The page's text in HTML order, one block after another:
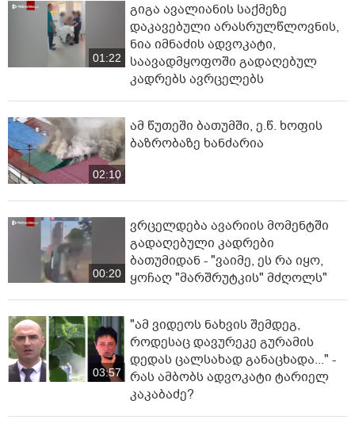
01:22
გიგა ავალიანის საქმეზე
დაკავებული არასრულწლოვნის,
ნია იმნაძის ადვოკატი,
საავადმყოფოში გადაღებულ
კადრებს ავრცელებს
02:10
ამ წუთეში ბათუმში, ე.წ. ხოფის
ბაზრობაზე ხანძარია
00:20
ვრცელდება ავარიის მომენტში
გადაღებული კადრები
ბათუმიდან - "ვაიმე, ეს რა იყო,
ყოჩაღ "მარშრუტკის" მძღოლს"
03:57
"ამ ვიდეოს ნახვის შემდეგ,
როდესაც დავურეკე გურამის
დედას ცალსახად განაცხადა..." -
რას ამბობს ადვოკატი ტარიელ
კაკაბაძე?